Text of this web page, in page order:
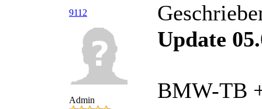
9112
Admin
Update
BMW-TB